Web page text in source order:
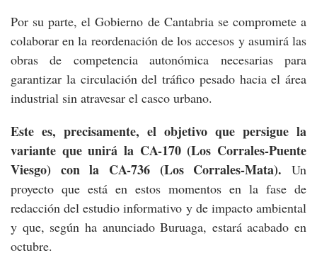
Por su parte, el Gobierno de Cantabria se compromete a
colaborar en la reordenación de los accesos y asumirá las
obras de competencia autonómica necesarias para
garantizar la circulación del tráfico pesado hacia el área
industrial sin atravesar el casco urbano.
Este es, precisamente, el objetivo que persigue la
variante que unirá la CA-170 (Los Corrales-Puente
Viesgo) con la CA-736 (Los Corrales-Mata). Un
proyecto que está en estos momentos en la fase de
redacción del estudio informativo y de impacto ambiental
y que, según ha anunciado Buruaga, estará acabado en
octubre.